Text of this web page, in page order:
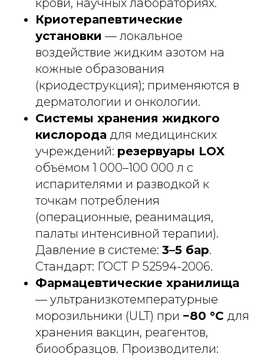
Криотерапевтические
установки — локальное
воздействие жидким азотом на
кожные образования
(криодеструкция); применяются в
дерматологии и онкологии.
Системы хранения жидкого
кислорода для медицинских
учреждений: резервуары LOX
объёмом 1 000–100 000 л с
испарителями и разводкой к
точкам потребления
(операционные, реанимация,
палаты интенсивной терапии).
Давление в системе: 3–5 бар.
Стандарт: ГОСТ Р 52594-2006.
Фармацевтические хранилища
— ультранизкотемпературные
морозильники (ULT) при −80 °C для
хранения вакцин, реагентов,
биообразцов. Производители: